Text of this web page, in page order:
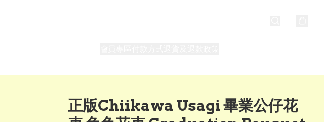
正版Chiikawa Usagi 畢業公仔花